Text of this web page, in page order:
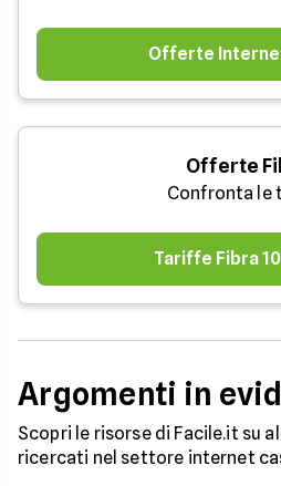
Offerte
Offerte
Confronta le
Tariffe Fibra
Argomenti in
Scopri le risorse di Facile.it su
ricercati nel settore internet